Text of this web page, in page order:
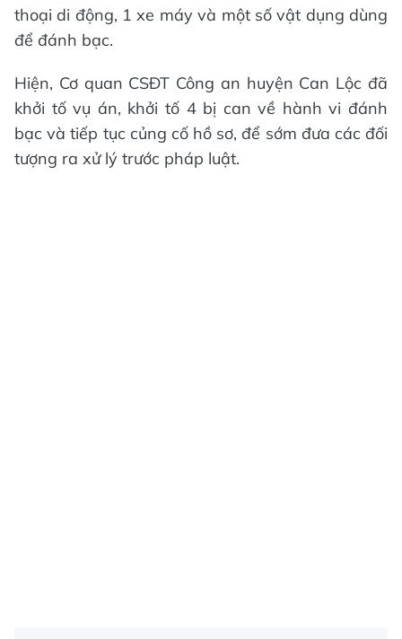
thoại di động, 1 xe máy và một số vật dụng dùng
để đánh bạc.
Hiện, Cơ quan CSĐT Công an huyện Can Lộc đã
khởi tố vụ án, khởi tố 4 bị can về hành vi đánh
bạc và tiếp tục củng cố hồ sơ, để sớm đưa các đối
tượng ra xử lý trước pháp luật.